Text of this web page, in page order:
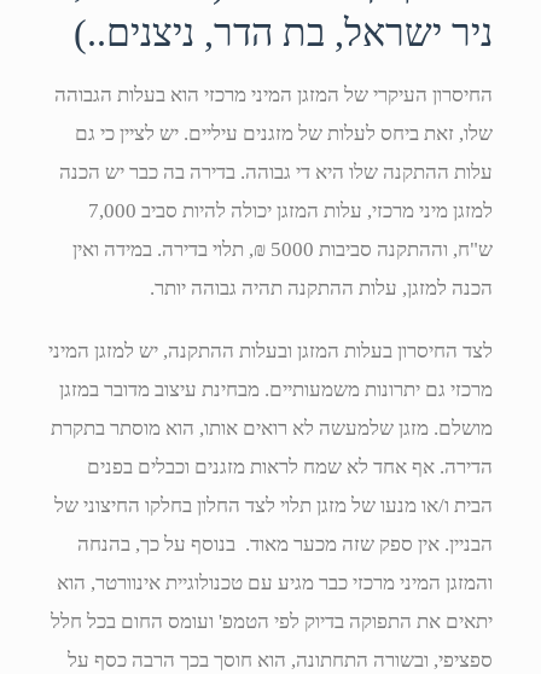
ניר ישראל, בת הדר, ניצנים..)
החיסרון העיקרי של המזגן המיני מרכזי הוא בעלות הגבוהה
שלו, זאת ביחס לעלות של מזגנים עיליים. יש לציין כי גם
עלות ההתקנה שלו היא די גבוהה. בדירה בה כבר יש הכנה
למזגן מיני מרכזי, עלות המזגן יכולה להיות סביב 7,000
ש"ח, וההתקנה סביבות 5000 ₪, תלוי בדירה. במידה ואין
הכנה למזגן, עלות ההתקנה תהיה גבוהה יותר.
לצד החיסרון בעלות המזגן ובעלות ההתקנה, יש למזגן המיני
מרכזי גם יתרונות משמעותיים. מבחינת עיצוב מדובר במזגן
מושלם. מזגן שלמעשה לא רואים אותו, הוא מוסתר בתקרת
הדירה. אף אחד לא שמח לראות מזגנים וכבלים בפנים
הבית ו/או מנעו של מזגן תלוי לצד החלון בחלקו החיצוני של
הבניין. אין ספק שזה מכער מאוד. בנוסף על כך, בהנחה
והמזגן המיני מרכזי כבר מגיע עם טכנולוגיית אינוורטר, הוא
יתאים את התפוקה בדיוק לפי הטמפ' ועומס החום בכל חלל
ספציפי, ובשורה התחתונה, הוא חוסך בכך הרבה כסף על